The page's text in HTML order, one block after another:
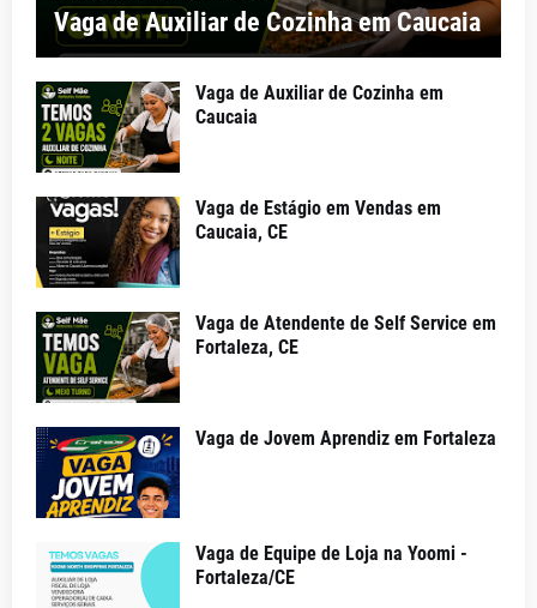
Vaga de Auxiliar de Cozinha em Caucaia
Vaga de Auxiliar de Cozinha em
Caucaia
Vaga de Estágio em Vendas em
Caucaia, CE
Vaga de Atendente de Self Service em
Fortaleza, CE
Vaga de Jovem Aprendiz em Fortaleza
Vaga de Equipe de Loja na Yoomi -
Fortaleza/CE